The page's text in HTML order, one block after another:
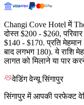
Changi Cove Hotel में
दोस्त $200 - $260,
$140 - $170. प्रति
बाद लगभग 180). ये राशि
लागत को मिलाने या पार
वेडिंग वेन्यू सिंगापुर
सिंगापुर में आपकी परफेक्ट